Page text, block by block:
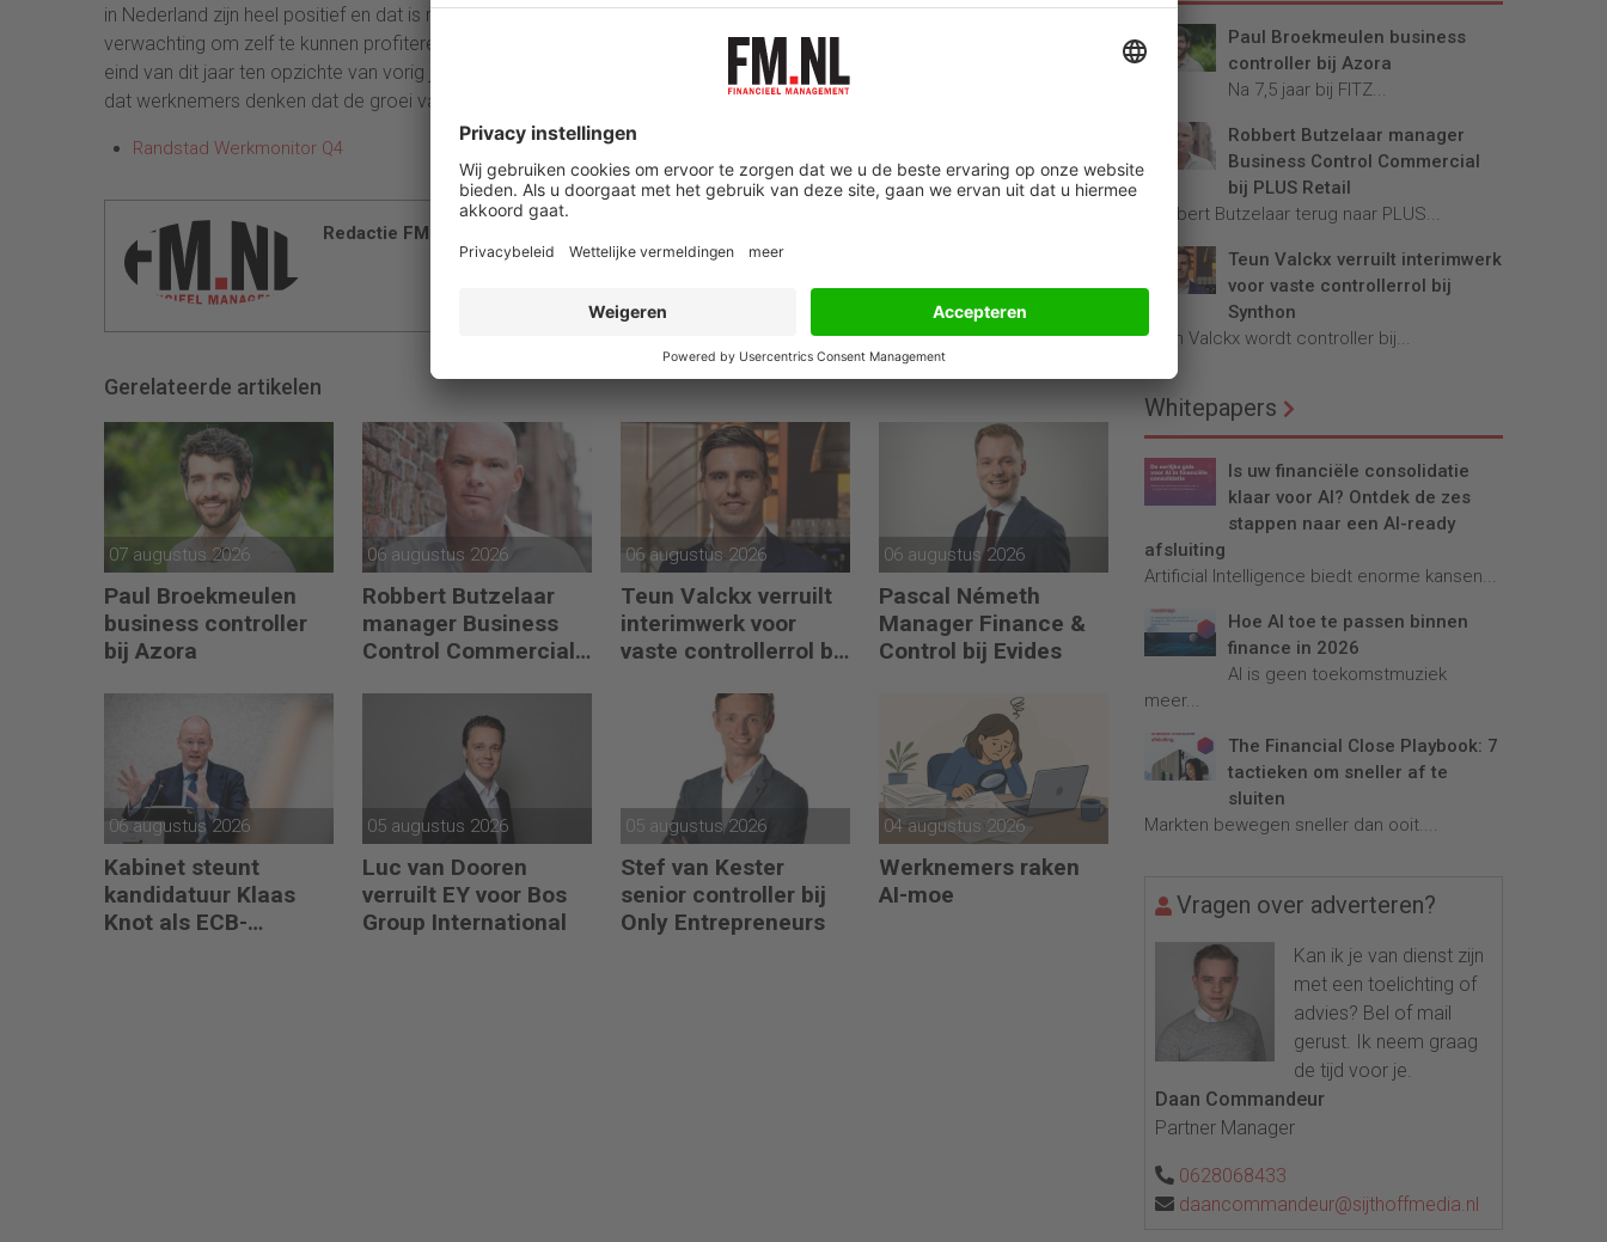
in Nederland zijn heel positief en dat is mooi nieuws. Werknemers zijn volgens ons onderzoek terughoudend in hun
verwachting om zelf te kunnen profiteren in de vorm van financiële vooruitgang. Minder mensen verwachten een bonus
eind van dit jaar ten opzichte van vorig jaar, terwijl onze economie er nu juist beter voorstaat dan eind 2015. Het lijkt erop
dat werknemers denken dat de groei van het bedrijf iets langer op zich laat wachten dan de groei van de economie.“
Randstad Werkmonitor Q4
Redactie FM
Gerelateerde artikelen
07 augustus 2026
Paul Broekmeulen
business controller
bij Azora
06 augustus 2026
Robbert Butzelaar
manager Business
Control Commercial
06 augustus 2026
Teun Valckx verruilt
interimwerk voor
vaste controllerrol bij
06 augustus 2026
Pascal Németh
Manager Finance &
Control bij Evides
06 augustus 2026
Kabinet steunt
kandidatuur Klaas
Knot als ECB-
05 augustus 2026
Luc van Dooren
verruilt EY voor Bos
Group International
05 augustus 2026
Stef van Kester
senior controller bij
Only Entrepreneurs
04 augustus 2026
Werknemers raken
AI-moe
Paul Broekmeulen business
controller bij Azora
Na 7,5 jaar bij FITZ...
Robbert Butzelaar manager
Business Control Commercial
bij PLUS Retail
Robbert Butzelaar terug naar PLUS...
Teun Valckx verruilt interimwerk
voor vaste controllerrol bij
Synthon
Teun Valckx wordt controller bij...
Whitepapers
Is uw financiële consolidatie
klaar voor AI? Ontdek de zes
stappen naar een AI-ready
afsluiting
Artificial Intelligence biedt enorme kansen...
Hoe AI toe te passen binnen
finance in 2026
AI is geen toekomstmuziek
meer...
The Financial Close Playbook: 7
tactieken om sneller af te
sluiten
Markten bewegen sneller dan ooit....
Vragen over adverteren?
Kan ik je van dienst zijn
met een toelichting of
advies? Bel of mail
gerust. Ik neem graag
de tijd voor je.
Daan Commandeur
Partner Manager
0628068433
daancommandeur@sijthoffmedia.nl